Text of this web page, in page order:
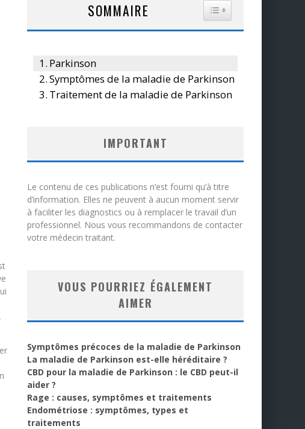
SOMMAIRE TOGGLE TABLE OF
Parkinson
Symptômes de la maladie de Parkinson
Traitement de la maladie de Parkinson
IMPORTANT
Le contenu de ces publications n’est fourni qu’à titre
d’information. Elles ne peuvent à aucun moment servir
à faciliter les diagnostics ou à remplacer le travail d’un
professionnel. Nous vous recommandons de contacter
votre médecin traitant.
VOUS POURRIEZ ÉGALEMENT
AIMER
Symptômes précoces de la maladie de Parkinson
La maladie de Parkinson est-elle héréditaire ?
CBD pour la maladie de Parkinson : le CBD peut-il
aider ?
Rage : causes, symptômes et traitements
Endométriose : symptômes, types et
traitements